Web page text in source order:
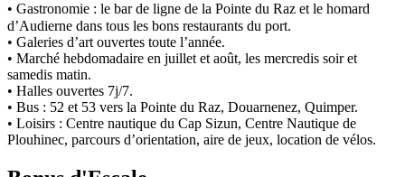
• Gastronomie : le bar de ligne de la Pointe du Raz et le homard
d’Audierne dans tous les bons restaurants du port.
• Galeries d’art ouvertes toute l’année.
• Marché hebdomadaire en juillet et août, les mercredis soir et
samedis matin.
• Halles ouvertes 7j/7.
• Bus : 52 et 53 vers la Pointe du Raz, Douarnenez, Quimper.
• Loisirs : Centre nautique du Cap Sizun, Centre Nautique de
Plouhinec, parcours d’orientation, aire de jeux, location de vélos.